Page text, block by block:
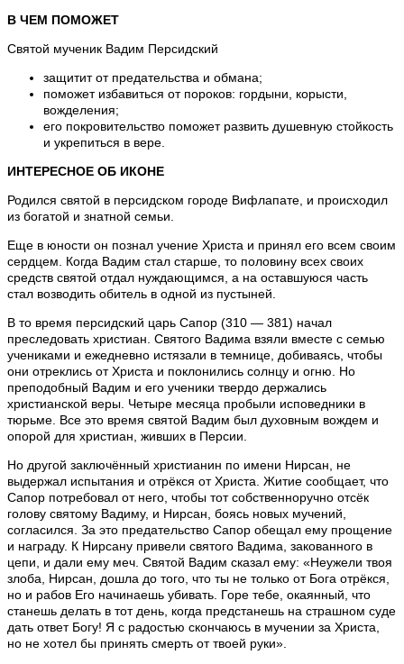
В ЧЕМ ПОМОЖЕТ
Святой мученик Вадим Персидский
защитит от предательства и обмана;
поможет избавиться от пороков: гордыни, корысти,
вожделения;
его покровительство поможет развить душевную стойкость
и укрепиться в вере.
ИНТЕРЕСНОЕ ОБ ИКОНЕ
Родился святой в персидском городе Вифлапате, и происходил
из богатой и знатной семьи.
Еще в юности он познал учение Христа и принял его всем своим
сердцем. Когда Вадим стал старше, то половину всех своих
средств святой отдал нуждающимся, а на оставшуюся часть
стал возводить обитель в одной из пустыней.
В то время персидский царь Сапор (310 — 381) начал
преследовать христиан. Святого Вадима взяли вместе с семью
учениками и ежедневно истязали в темнице, добиваясь, чтобы
они отреклись от Христа и поклонились солнцу и огню. Но
преподобный Вадим и его ученики твердо держались
христианской веры. Четыре месяца пробыли исповедники в
тюрьме. Все это время святой Вадим был духовным вождем и
опорой для христиан, живших в Персии.
Но другой заключённый христианин по имени Нирсан, не
выдержал испытания и отрёкся от Христа. Житие сообщает, что
Сапор потребовал от него, чтобы тот собственноручно отсёк
голову святому Вадиму, и Нирсан, боясь новых мучений,
согласился. За это предательство Сапор обещал ему прощение
и награду. К Нирсану привели святого Вадима, закованного в
цепи, и дали ему меч. Святой Вадим сказал ему: «Неужели твоя
злоба, Нирсан, дошла до того, что ты не только от Бога отрёкся,
но и рабов Его начинаешь убивать. Горе тебе, окаянный, что
станешь делать в тот день, когда предстанешь на страшном суде
дать ответ Богу! Я с радостью скончаюсь в мучении за Христа,
но не хотел бы принять смерть от твоей руки».